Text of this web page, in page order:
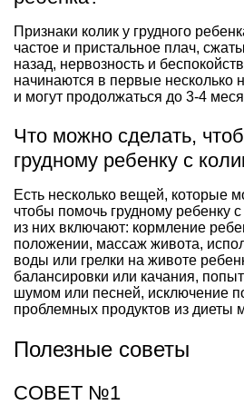
Признаки колик у грудного
частое и пристальное плач,
назад, нервозность и
начинаются в первые несколько
и могут продолжаться до 3-4
Что можно сделать,
грудному ребенку с
Есть несколько вещей, которые
чтобы помочь грудному ребенку
из них включают: кормление
положении, массаж живота,
воды или грелки на животе
балансировки или качания,
шумом или песней, исключение
проблемных продуктов из диеты
Полезные советы
СОВЕТ №1